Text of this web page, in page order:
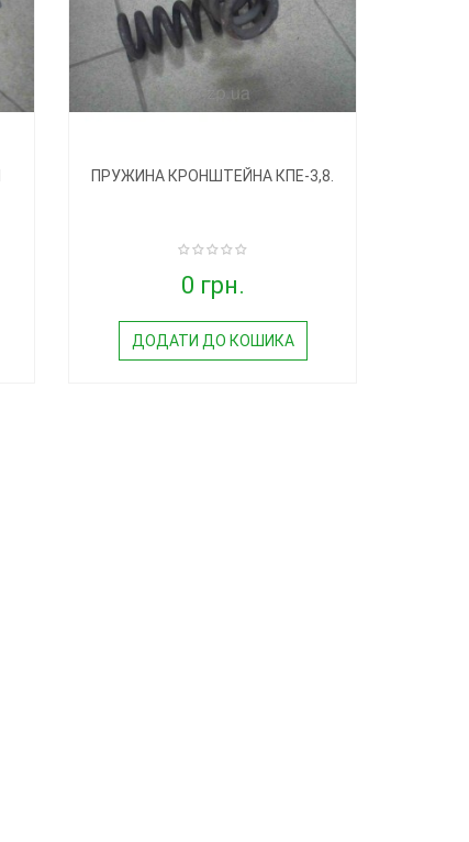
ПРУЖИНА КРОНШТЕЙНА КПЕ-3,8.
0 грн.
ДОДАТИ ДО КОШИКА